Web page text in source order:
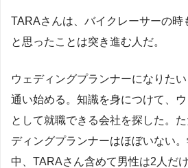
TARAさんは、バイクレーサーの時
と思ったことは突き進む人だ。
ウェディングプランナーになりた
通い始める。知識を身につけて、
として就職できる会社を探した。
ディングプランナーはほぼいない
中、TARAさん含めて男性は2人だ